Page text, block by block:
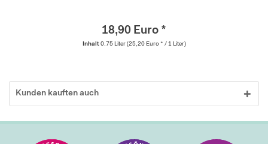
18,90 Euro *
Inhalt 0.75 Liter (25,20 Euro * / 1 Liter)
Kunden kauften auch